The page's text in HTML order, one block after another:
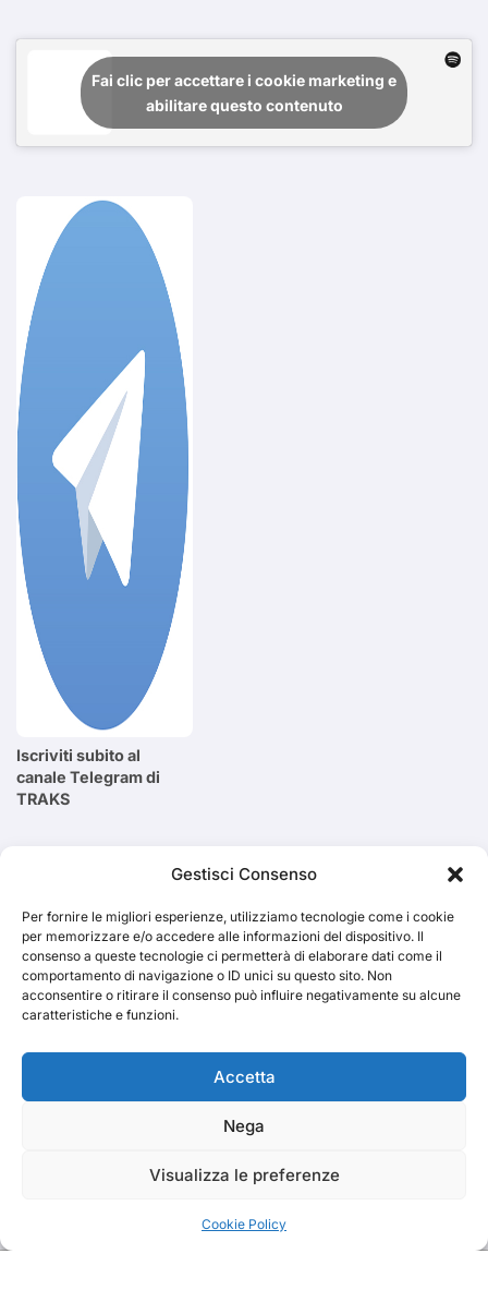
Gestisci Consenso
Per fornire le migliori esperienze, utilizziamo tecnologie come i cookie
per memorizzare e/o accedere alle informazioni del dispositivo. Il
consenso a queste tecnologie ci permetterà di elaborare dati come il
comportamento di navigazione o ID unici su questo sito. Non
acconsentire o ritirare il consenso può influire negativamente su alcune
caratteristiche e funzioni.
Accetta
Nega
Visualizza le preferenze
Cookie Policy
Fai clic per accettare i cookie marketing e
abilitare questo contenuto
Iscriviti subito al
canale Telegram di
TRAKS
Cerca
TRAKS
Dal 2014 musica indipendente ed emergente